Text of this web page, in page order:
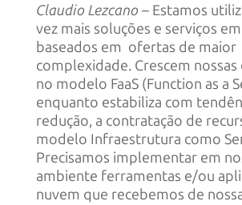
Claudio Lezcano – Estamos
vez mais soluções e serviços
baseados em ofertas de maior
complexidade. Crescem nossas
no modelo FaaS (Function as a
enquanto estabiliza com
redução, a contratação de
modelo Infraestrutura como
Precisamos implementar em
ambiente ferramentas e/ou
nuvem que recebemos de